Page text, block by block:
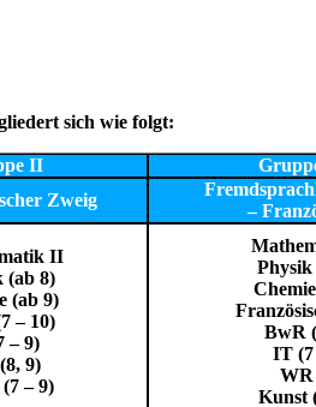
sich wie folgt:
II
Zweig
–
II
(ab 8)
(ab 9)
– 10)
– 9)
9)
– 9)
Physik
BwR
IT (7
WR
Kunst